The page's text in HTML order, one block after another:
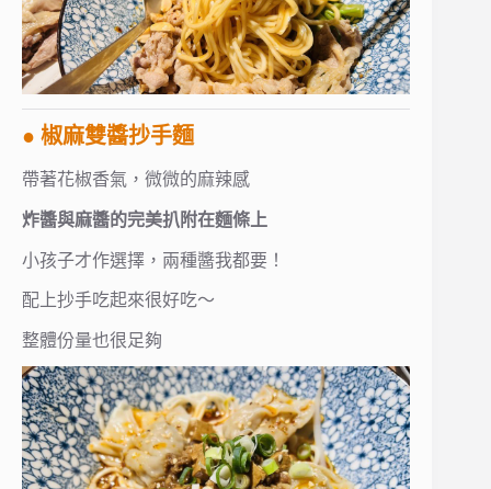
● 椒麻雙醬抄手麵
帶著花椒香氣，微微的麻辣感
炸醬與麻醬的完美扒附在麵條上
小孩子才作選擇，兩種醬我都要！
配上抄手吃起來很好吃～
整體份量也很足夠